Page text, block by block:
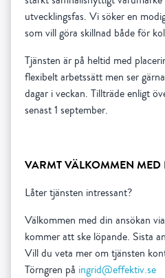
utvecklingsfas. Vi söker en
som vill göra skillnad både för
Tjänsten är på heltid med
flexibelt arbetssätt men ser
dagar i veckan. Tillträde enligt
senast 1 september.
VARMT VÄLKOMMEN
Låter tjänsten intressant?
Välkommen med din ansökan via
kommer att ske löpande. Sista
Vill du veta mer om tjänsten
Törngren på ingrid@effektiv.se